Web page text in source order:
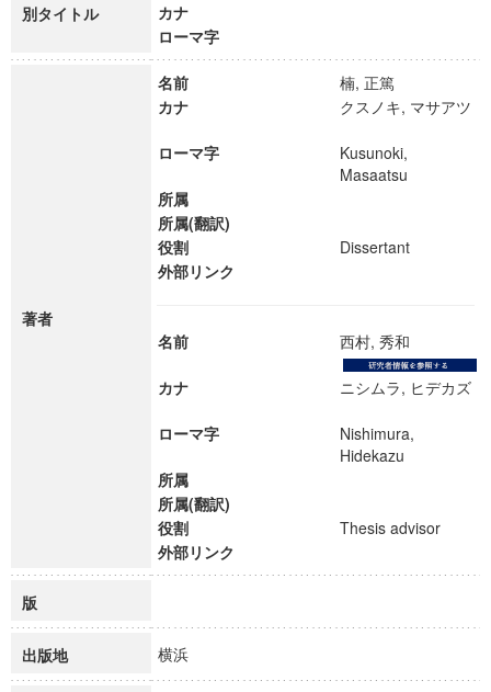
別タイトル
カナ
ローマ字
著者
名前
楠, 正篤
カナ
クスノキ, マサアツ
ローマ字
Kusunoki,
Masaatsu
所属
所属(翻訳)
役割
Dissertant
外部リンク
名前 西村, 秀和
カナ ニシムラ, ヒデカズ
ローマ字
Nishimura,
Hidekazu
所属
所属(翻訳)
役割
Thesis advisor
外部リンク
版
出版地 横浜